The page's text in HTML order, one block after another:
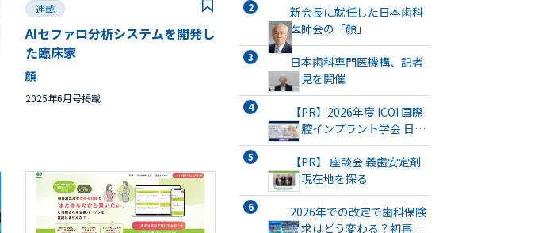
連載
AIセファロ分析システムを開発し
た臨床家
顔
2025年6月号掲載
新会長に就任した日本歯科
医師会の「顔」
日本歯科専門医機構、記者
会見を開催
【PR】2026年度 ICOI 国際
口腔インプラント学会 日本
支部総会・学術大会開催
【PR】 座談会 義歯安定剤
の現在地を探る
2026年での改定で歯科保険
請求はどう変わる？初再